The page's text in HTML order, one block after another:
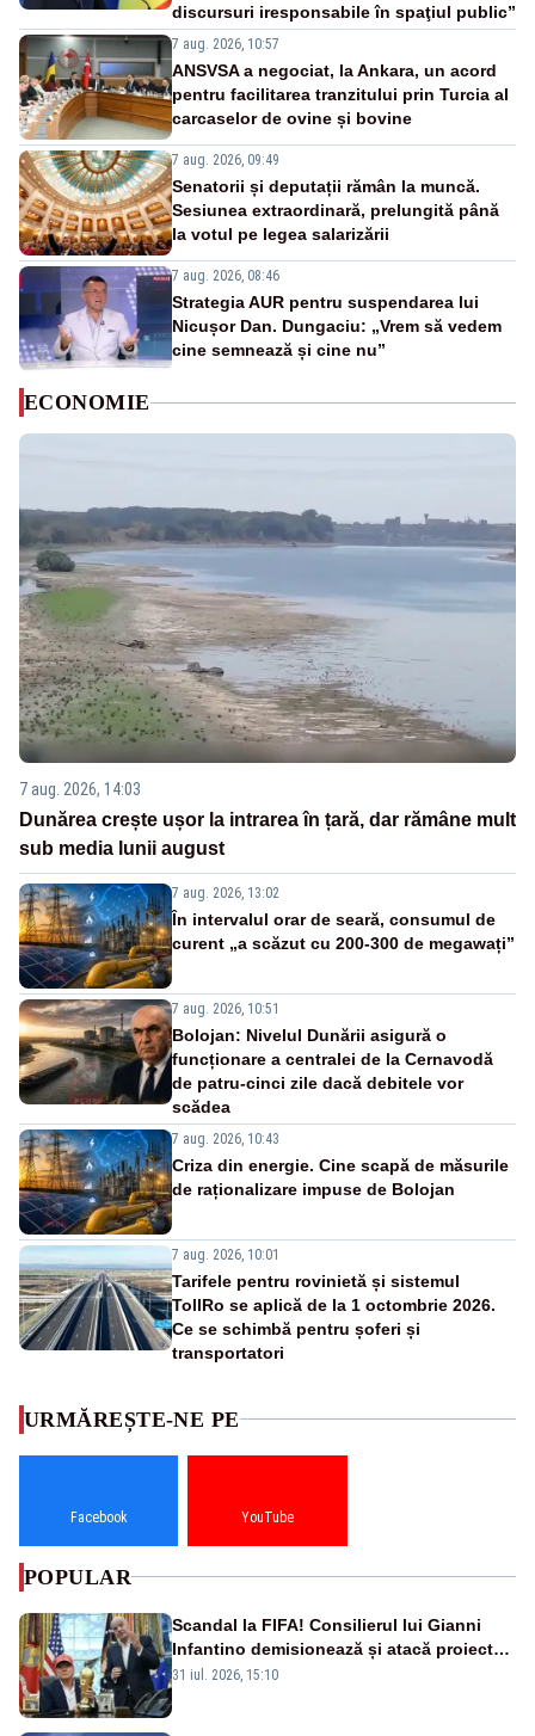
discursuri iresponsabile în spaţiul public”
7 aug. 2026, 10:57
ANSVSA a negociat, la Ankara, un acord
pentru facilitarea tranzitului prin Turcia al
carcaselor de ovine și bovine
7 aug. 2026, 09:49
Senatorii și deputații rămân la muncă.
Sesiunea extraordinară, prelungită până
la votul pe legea salarizării
7 aug. 2026, 08:46
Strategia AUR pentru suspendarea lui
Nicușor Dan. Dungaciu: „Vrem să vedem
cine semnează și cine nu”
ECONOMIE
7 aug. 2026, 14:03
Dunărea crește ușor la intrarea în țară, dar rămâne mult
sub media lunii august
7 aug. 2026, 13:02
În intervalul orar de seară, consumul de
curent „a scăzut cu 200-300 de megawați”
7 aug. 2026, 10:51
Bolojan: Nivelul Dunării asigură o
funcționare a centralei de la Cernavodă
de patru-cinci zile dacă debitele vor
scădea
7 aug. 2026, 10:43
Criza din energie. Cine scapă de măsurile
de raționalizare impuse de Bolojan
7 aug. 2026, 10:01
Tarifele pentru rovinietă și sistemul
TollRo se aplică de la 1 octombrie 2026.
Ce se schimbă pentru șoferi și
transportatori
URMĂREȘTE-NE PE
Facebook YouTube
POPULAR
Scandal la FIFA! Consilierul lui Gianni
Infantino demisionează și atacă proiectul
privind investitorii străini
31 iul. 2026, 15:10